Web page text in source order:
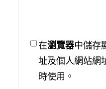
在瀏覽器中儲存
址及個人網站網
時使用。